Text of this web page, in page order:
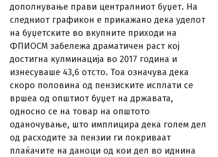
дополнување прави централниот буџет. На
следниот графикон е прикажано дека уделот
на буџетските во вкупните приходи на
ФПИОСМ забележа драматичен раст кој
достигна кулминација во 2017 година и
изнесуваше 43,6 отсто. Тоа означува дека
скоро половина од пензиските исплати се
вршеа од општиот буџет на државата,
односно се на товар на општото
оданочување, што имплицира дека голем дел
од расходите за пензии ги покриваат
плаќачите на даноци од кои дел во иднина